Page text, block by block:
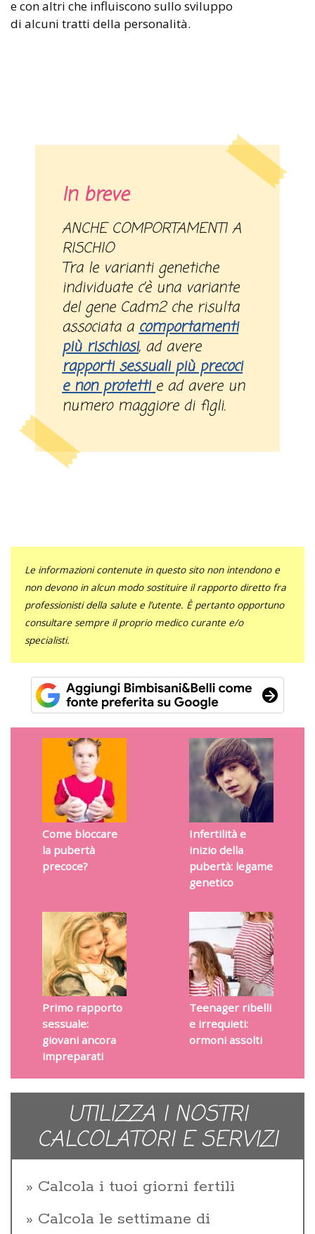
e con altri che influiscono sullo sviluppo
di alcuni tratti della personalità.
In breve
ANCHE COMPORTAMENTI A
RISCHIO
Tra le varianti genetiche
individuate c’è una variante
del gene Cadm2 che risulta
associata acomportamenti
più rischiosi, ad avere
rapporti sessuali più precoci
e non protetti e ad avere un
numero maggiore di figli.
Le informazioni contenute in questo sito non intendono e
non devono in alcun modo sostituire il rapporto diretto fra
professionisti della salute e l’utente. È pertanto opportuno
consultare sempre il proprio medico curante e/o
specialisti.
Come bloccare
la pubertà
precoce?
Infertilità e
inizio della
pubertà: legame
genetico
Primo rapporto
sessuale:
giovani ancora
impreparati
Teenager ribelli
e irrequieti:
ormoni assolti
UTILIZZA I NOSTRI
CALCOLATORI E SERVIZI
Calcola i tuoi giorni fertili
Calcola le settimane di